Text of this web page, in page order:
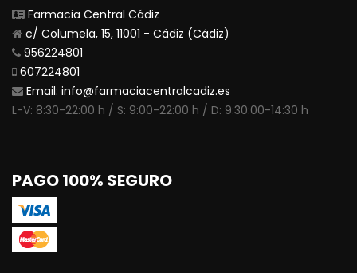
Farmacia Central Cádiz
c/ Columela, 15, 11001 - Cádiz (Cádiz)
956224801
607224801
Email: info@farmaciacentralcadiz.es
L-V: 8:30-22:00 h / S: 9:00-22:00 h / D: 9:30:00-14:30 h
PAGO 100% SEGURO